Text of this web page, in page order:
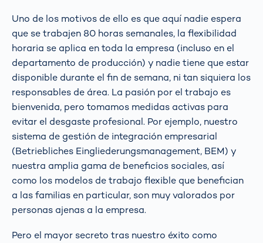
Uno de los motivos de ello es que aquí nadie espera
que se trabajen 80 horas semanales, la flexibilidad
horaria se aplica en toda la empresa (incluso en el
departamento de producción) y nadie tiene que estar
disponible durante el fin de semana, ni tan siquiera los
responsables de área. La pasión por el trabajo es
bienvenida, pero tomamos medidas activas para
evitar el desgaste profesional. Por ejemplo, nuestro
sistema de gestión de integración empresarial
(Betriebliches Eingliederungsmanagement, BEM) y
nuestra amplia gama de beneficios sociales, así
como los modelos de trabajo flexible que benefician
a las familias en particular, son muy valorados por
personas ajenas a la empresa.
Pero el mayor secreto tras nuestro éxito como